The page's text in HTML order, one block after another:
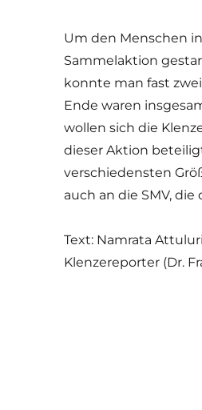
Um den Menschen
Sammelaktion
konnte man fast
Ende waren
wollen sich die
dieser Aktion
verschiedensten
auch an die SMV,
Text: Namrata
Klenzereporter (Dr.